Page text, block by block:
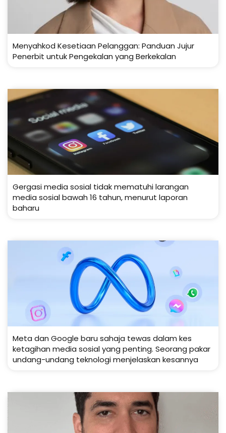
Menyahkod Kesetiaan Pelanggan: Panduan Jujur
Penerbit untuk Pengekalan yang Berkekalan
Gergasi media sosial tidak mematuhi larangan
media sosial bawah 16 tahun, menurut laporan
baharu
Meta dan Google baru sahaja tewas dalam kes
ketagihan media sosial yang penting. Seorang pakar
undang-undang teknologi menjelaskan kesannya